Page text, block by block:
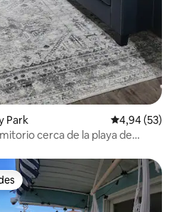
Park Calificación
4,94 (53)
cerca de la playa de
más destacados